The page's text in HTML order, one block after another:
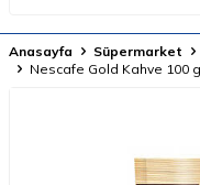
Anasayfa Süpermarket
Nescafe Gold Kahve 100